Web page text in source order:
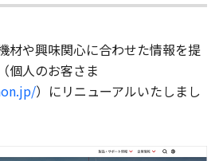
材や興味関心に合わせた情報を提
個人のお客さま
）にリニューアルいたしまし